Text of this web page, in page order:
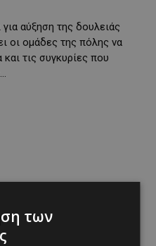
αύξηση της δουλειάς
οι ομάδες της πόλης να
τις συγκυρίες που
των